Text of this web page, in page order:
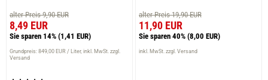
alter Preis 9,90 EUR
8,49 EUR
Sie sparen 14% (1,41 EUR)
Grundpreis: 849,00 EUR / Liter inkl. MwSt. zzgl.
Versand
alter Preis 19,90 EUR
11,90 EUR
Sie sparen 40% (8,00 EUR)
inkl. MwSt. zzgl. Versand